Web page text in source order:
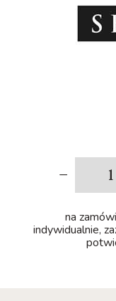
-
na
indywidualnie,